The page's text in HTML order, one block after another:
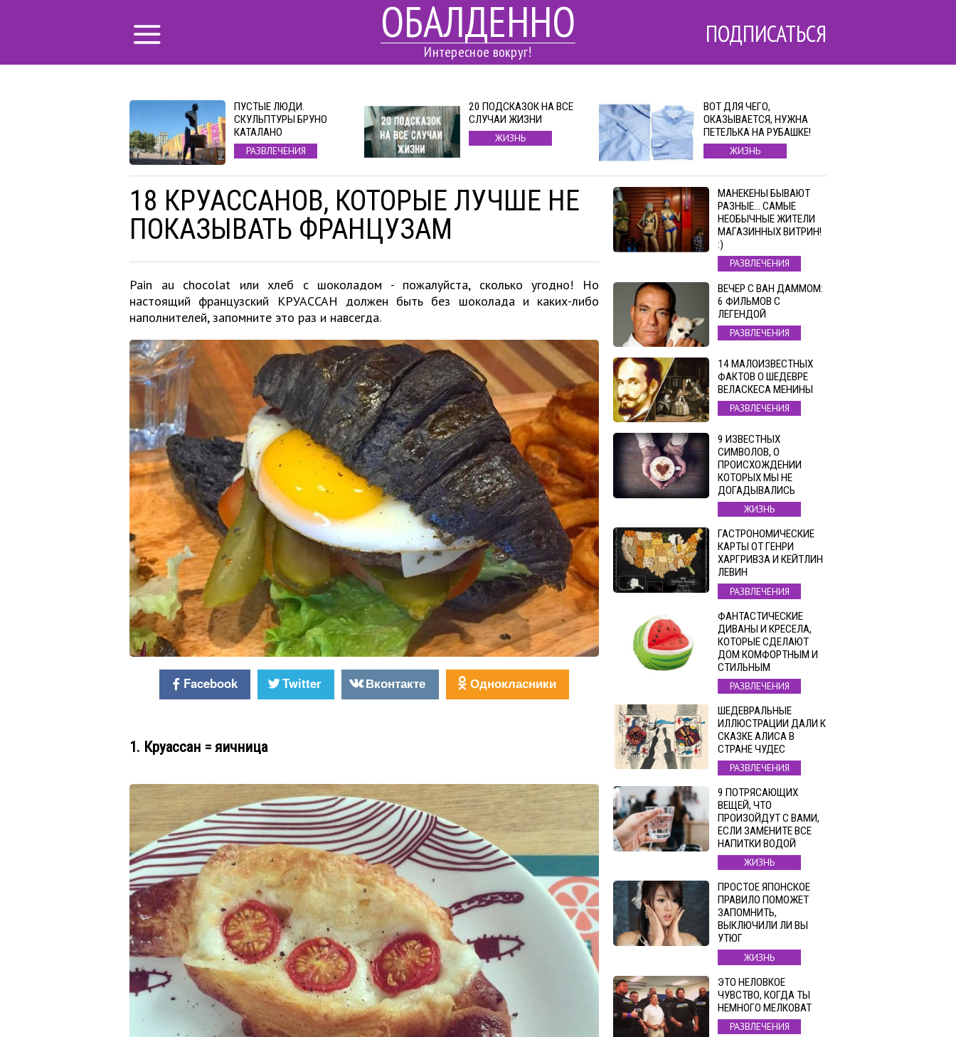
ОБАЛДЕННО
Интересное вокруг!
ПОДПИСАТЬСЯ
ПУСТЫЕ ЛЮДИ.
СКУЛЬПТУРЫ БРУНО
КАТАЛАНО
РАЗВЛЕЧЕНИЯ
20 ПОДСКАЗОК НА ВСЕ
СЛУЧАИ ЖИЗНИ
ЖИЗНЬ
ВОТ ДЛЯ ЧЕГО,
ОКАЗЫВАЕТСЯ, НУЖНА
ПЕТЕЛЬКА НА РУБАШКЕ!
ЖИЗНЬ
18 КРУАССАНОВ, КОТОРЫЕ ЛУЧШЕ НЕ
ПОКАЗЫВАТЬ ФРАНЦУЗАМ
Pain au chocolat или хлеб с шоколадом - пожалуйста, сколько угодно! Но
настоящий французский КРУАССАН должен быть без шоколада и каких-либо
наполнителей, запомните это раз и навсегда.
Facebook Twitter Вконтакте Однокласники
1. Круассан = яичница
МАНЕКЕНЫ БЫВАЮТ
РАЗНЫЕ… САМЫЕ
НЕОБЫЧНЫЕ ЖИТЕЛИ
МАГАЗИННЫХ ВИТРИН!
:)
РАЗВЛЕЧЕНИЯ
ВЕЧЕР С ВАН ДАММОМ:
6 ФИЛЬМОВ С
ЛЕГЕНДОЙ
РАЗВЛЕЧЕНИЯ
14 МАЛОИЗВЕСТНЫХ
ФАКТОВ О ШЕДЕВРЕ
ВЕЛАСКЕСА МЕНИНЫ
РАЗВЛЕЧЕНИЯ
9 ИЗВЕСТНЫХ
СИМВОЛОВ, О
ПРОИСХОЖДЕНИИ
КОТОРЫХ МЫ НЕ
ДОГАДЫВАЛИСЬ
ЖИЗНЬ
ГАСТРОНОМИЧЕСКИЕ
КАРТЫ ОТ ГЕНРИ
ХАРГРИВЗА И КЕЙТЛИН
ЛЕВИН
РАЗВЛЕЧЕНИЯ
ФАНТАСТИЧЕСКИЕ
ДИВАНЫ И КРЕСЕЛА,
КОТОРЫЕ СДЕЛАЮТ
ДОМ КОМФОРТНЫМ И
СТИЛЬНЫМ
РАЗВЛЕЧЕНИЯ
ШЕДЕВРАЛЬНЫЕ
ИЛЛЮСТРАЦИИ ДАЛИ К
СКАЗКЕ АЛИСА В
СТРАНЕ ЧУДЕС
РАЗВЛЕЧЕНИЯ
9 ПОТРЯСАЮЩИХ
ВЕЩЕЙ, ЧТО
ПРОИЗОЙДУТ С ВАМИ,
ЕСЛИ ЗАМЕНИТЕ ВСЕ
НАПИТКИ ВОДОЙ
ЖИЗНЬ
ПРОСТОЕ ЯПОНСКОЕ
ПРАВИЛО ПОМОЖЕТ
ЗАПОМНИТЬ,
ВЫКЛЮЧИЛИ ЛИ ВЫ
УТЮГ
ЖИЗНЬ
ЭТО НЕЛОВКОЕ
ЧУВСТВО, КОГДА ТЫ
НЕМНОГО МЕЛКОВАТ
РАЗВЛЕЧЕНИЯ